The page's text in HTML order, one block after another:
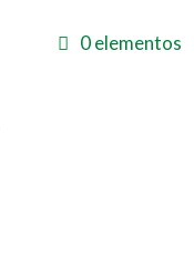
0 elementos